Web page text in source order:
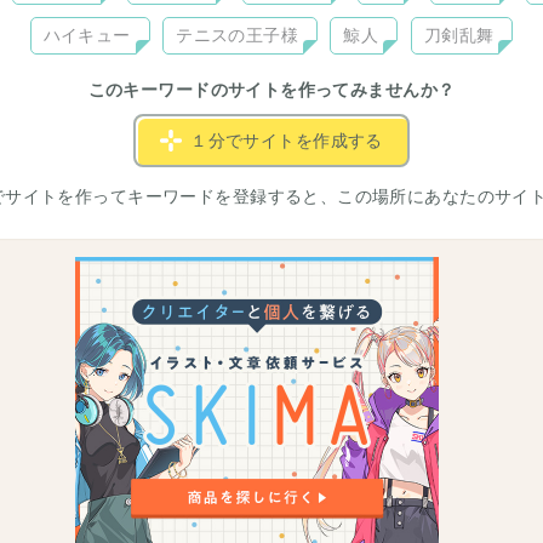
ハイキュー テニスの王子様 鯨人 刀剣乱舞
このキーワードのサイトを作ってみませんか？
１分でサイトを作成する
イトを作ってキーワードを登録すると、この場所にあなたのサイ